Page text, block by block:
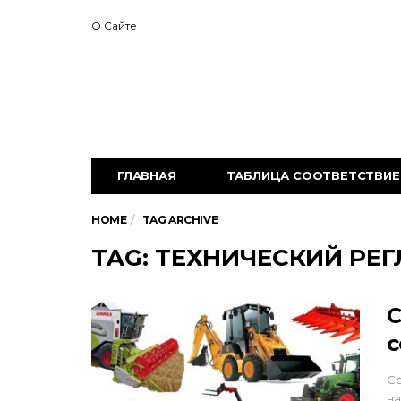
О Сайте
ГЛАВНАЯ ТАБЛИЦА
HOME TAG ARCHIVE
TAG: ТЕХНИЧЕСКИЙ